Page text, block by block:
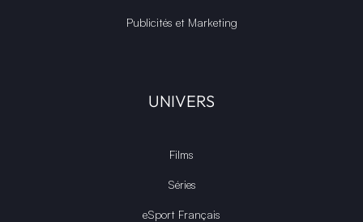
Publicités et Marketing
UNIVERS
Films
Séries
eSport Français